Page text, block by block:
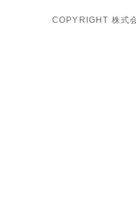
COPYRIGHT 株式